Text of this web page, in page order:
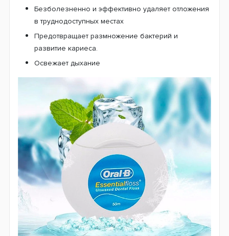
Безболезненно и эффективно удаляет отложения
в труднодоступных местах
Предотвращает размножение бактерий и
развитие кариеса.
Освежает дыхание